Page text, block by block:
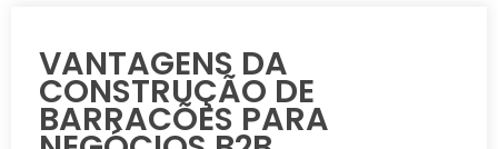
VANTAGENS DA
CONSTRUÇÃO DE
BARRACÕES PARA